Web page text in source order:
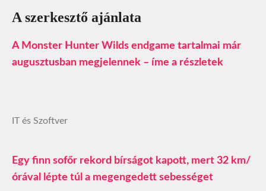
A szerkesztő ajánlata
A Monster Hunter Wilds endgame tartalmai már
augusztusban megjelennek – íme a részletek
IT és Szoftver
Egy finn sofőr rekord bírságot kapott, mert 32 km/
órával lépte túl a megengedett sebességet